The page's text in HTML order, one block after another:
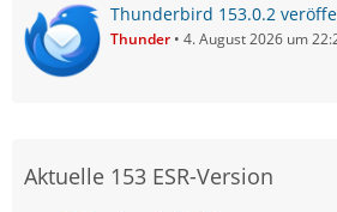
Thunderbird 153.0.2
Thunder 4. August 2026 um
Aktuelle 153 ESR-Version